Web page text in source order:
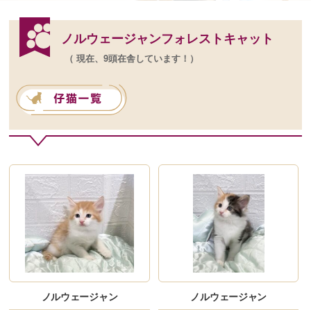
ノルウェージャンフォレストキャット
（ 現在、9頭在舎しています！）
ノルウェージャン
ノルウェージャン